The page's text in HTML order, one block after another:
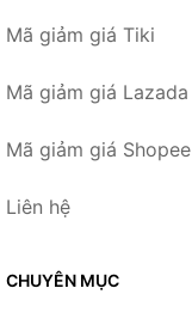
Mã giảm giá Tiki
Mã giảm giá Lazada
Mã giảm giá Shopee
Liên hệ
CHUYÊN MỤC